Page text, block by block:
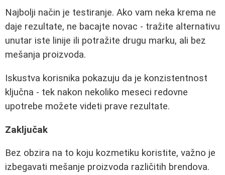
Najbolji način je testiranje. Ako vam neka krema ne
daje rezultate, ne bacajte novac - tražite alternativu
unutar iste linije ili potražite drugu marku, ali bez
mešanja proizvoda.
Iskustva korisnika pokazuju da je konzistentnost
ključna - tek nakon nekoliko meseci redovne
upotrebe možete videti prave rezultate.
Zaključak
Bez obzira na to koju kozmetiku koristite, važno je
izbegavati mešanje proizvoda različitih brendova.